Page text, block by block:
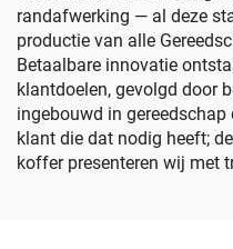
randafwerking — al deze
productie van alle
Betaalbare innovatie
klantdoelen, gevolgd door
ingebouwd in
klant die dat nodig heeft;
koffer presenteren wij met